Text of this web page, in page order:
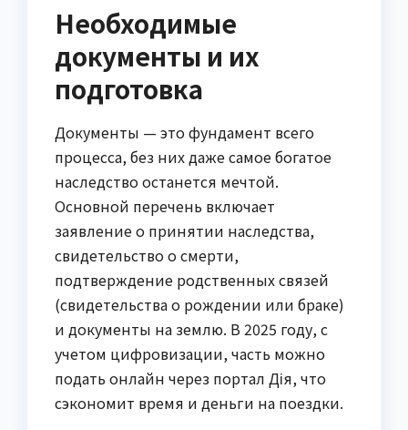
Необходимые
документы и их
подготовка
Документы — это фундамент всего
процесса, без них даже самое богатое
наследство останется мечтой.
Основной перечень включает
заявление о принятии наследства,
свидетельство о смерти,
подтверждение родственных связей
(свидетельства о рождении или браке)
и документы на землю. В 2025 году, с
учетом цифровизации, часть можно
подать онлайн через портал Дія, что
сэкономит время и деньги на поездки.